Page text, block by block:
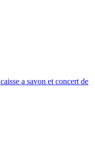
a savon et concert de